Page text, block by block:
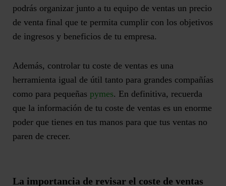
podrás organizar junto a tu equipo de ventas un precio
de venta final que te permita cumplir con los objetivos
de ingresos y beneficios de tu empresa.
Además, controlar tu coste de ventas es una
herramienta igual de útil tanto para grandes compañías
como para pequeñas pymes. En definitiva, recuerda
que la información de tu coste de ventas es un enorme
poder que tienes en tus manos para que tus ventas no
paren de crecer.
La importancia de revisar el coste de ventas